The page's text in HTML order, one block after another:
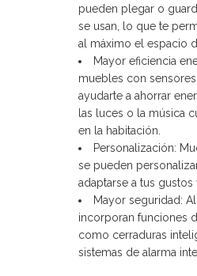
pueden plegar o
se usan, lo que te
al máximo el espacio
Mayor eficiencia
muebles con
ayudarte a ahorrar
las luces o la música
en la habitación.
Personalización:
se pueden
adaptarse a tus gustos
Mayor seguridad:
incorporan funciones
como cerraduras
sistemas de alarma